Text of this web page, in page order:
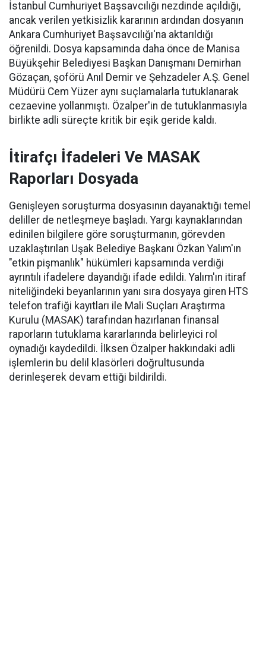
İstanbul Cumhuriyet Başsavcılığı nezdinde açıldığı,
ancak verilen yetkisizlik kararının ardından dosyanın
Ankara Cumhuriyet Başsavcılığı'na aktarıldığı
öğrenildi. Dosya kapsamında daha önce de Manisa
Büyükşehir Belediyesi Başkan Danışmanı Demirhan
Gözaçan, şoförü Anıl Demir ve Şehzadeler A.Ş. Genel
Müdürü Cem Yüzer aynı suçlamalarla tutuklanarak
cezaevine yollanmıştı. Özalper'in de tutuklanmasıyla
birlikte adli süreçte kritik bir eşik geride kaldı.
İtirafçı İfadeleri Ve MASAK
Raporları Dosyada
Genişleyen soruşturma dosyasının dayanaktığı temel
deliller de netleşmeye başladı. Yargı kaynaklarından
edinilen bilgilere göre soruşturmanın, görevden
uzaklaştırılan Uşak Belediye Başkanı Özkan Yalım'ın
"etkin pişmanlık" hükümleri kapsamında verdiği
ayrıntılı ifadelere dayandığı ifade edildi. Yalım'ın itiraf
niteliğindeki beyanlarının yanı sıra dosyaya giren HTS
telefon trafiği kayıtları ile Mali Suçları Araştırma
Kurulu (MASAK) tarafından hazırlanan finansal
raporların tutuklama kararlarında belirleyici rol
oynadığı kaydedildi. İlksen Özalper hakkındaki adli
işlemlerin bu delil klasörleri doğrultusunda
derinleşerek devam ettiği bildirildi.